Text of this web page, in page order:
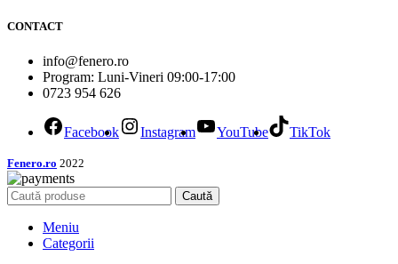
CONTACT
info@fenero.ro
Program: Luni-Vineri 09:00-17:00
0723 954 626
Facebook Instagram YouTube TikTok
Fenero.ro 2022
Caută
Meniu
Categorii